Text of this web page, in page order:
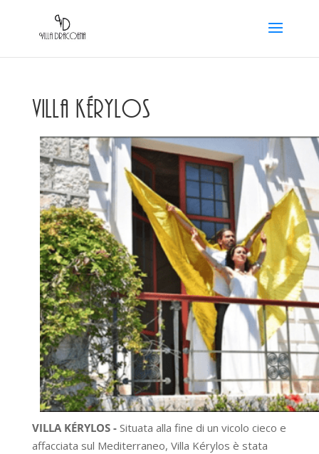
VILLA KÉRYLOS
VILLA KÉRYLOS -Situata alla fine di un vicolo cieco e
affacciata sul Mediterraneo, Villa Kérylos è stata